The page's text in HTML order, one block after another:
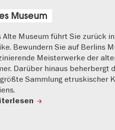
Museum
Alte Museum führt Sie zurück
Bewundern Sie auf Berlins
Meisterwerke der
Darüber hinaus beherbergt
Sammlung etruskischer